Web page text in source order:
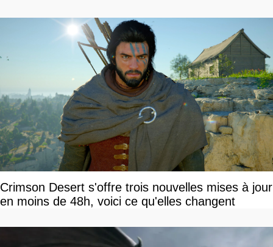
Crimson Desert s'offre trois nouvelles mises à jour
en moins de 48h, voici ce qu'elles changent